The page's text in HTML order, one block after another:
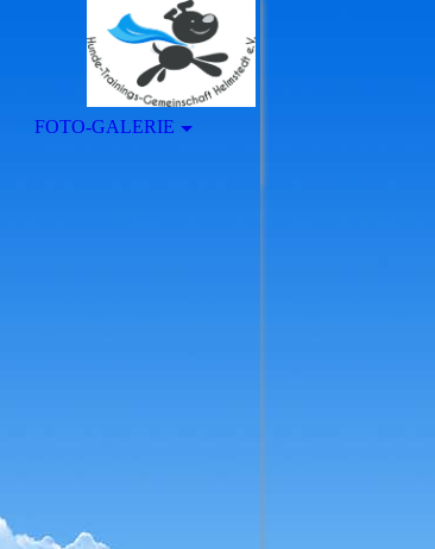
FOTO-GALERIE